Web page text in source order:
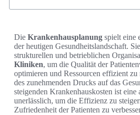
Die Krankenhausplanung spielt eine
der heutigen Gesundheitslandschaft.
strukturellen und betrieblichen
Kliniken, um die Qualität der
optimieren und Ressourcen effizient zu
des zunehmenden Drucks auf das
steigenden Krankenhauskosten ist eine
unerlässlich, um die Effizienz zu
Zufriedenheit der Patienten zu